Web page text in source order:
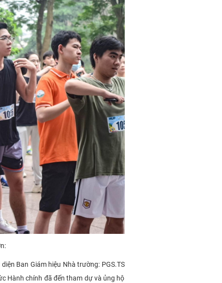
Ban Giám hiệu Nhà trường: PGS.TS
Hành chính đã đến tham dự và ủng hộ